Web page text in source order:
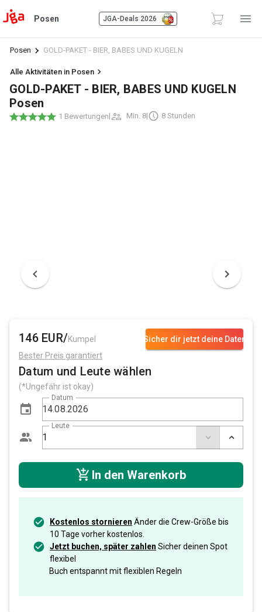
Posen JGA-Deals 2026
Posen GOLD-PAKET - BIER, BABES UND KUGELN
Alle Aktivitäten in Posen
GOLD-PAKET - BIER, BABES UND KUGELN
Posen
1 Bewertungen| Min. 8| 8 Stunden
Sicher dir jetzt deine Daten
146 EUR/Kumpel
Bester Preis garantiert
Datum und Leute wählen
(*Ungefähr ist okay)
Datum
Leute
In den Warenkorb
Kostenlos stornieren Änder die Crew-Größe bis
10 Tage vorher kostenlos.
Jetzt buchen, später zahlen Sicher deinen Spot
flexibel
Buch entspannt mit flexiblen Regeln